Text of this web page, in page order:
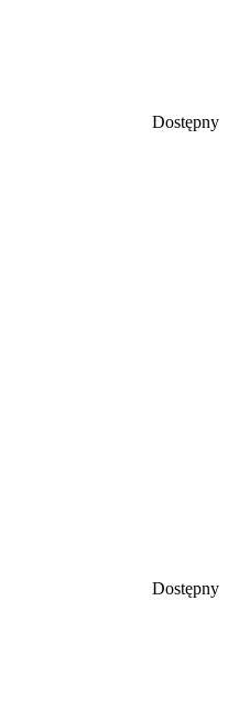
Dostępny
Dostępny